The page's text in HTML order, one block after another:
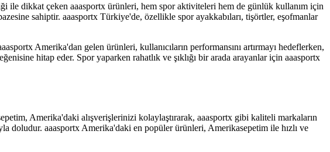
ile dikkat çeken aaasportx ürünleri, hem spor aktiviteleri hem de günlük kullanım için
sahiptir. aaasportx Türkiye'de, özellikle spor ayakkabıları, tişörtler, eşofmanlar
Amerika'dan gelen ürünleri, kullanıcıların performansını artırmayı hedeflerken,
hitap eder. Spor yaparken rahatlık ve şıklığı bir arada arayanlar için aaasportx
Amerika'daki alışverişlerinizi kolaylaştırarak, aaasportx gibi kaliteli markaların
doludur. aaasportx Amerika'daki en popüler ürünleri, Amerikasepetim ile hızlı ve